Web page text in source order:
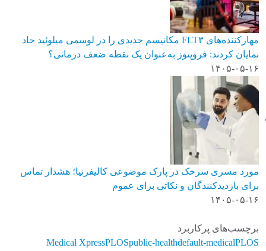
مهارکننده‌های FLT۳ مکانیسم جدیدی را در لوسمی میلوئید حاد
نمایان کردند: فروپتوز به‌عنوان یک نقطه ضعف درمانی؟
۱۴۰۵-۰۵-۱۶
مورد مسری سرخک در پارک موضوعی کالیفرنیا؛ هشدار تماس
برای بازدیدکنندگان و نکاتی برای عموم
۱۴۰۵-۰۵-۱۶
برچسب‌های پرکاربرد
Medical XpressPLOSpublic-healthdefault-medicalPLOS